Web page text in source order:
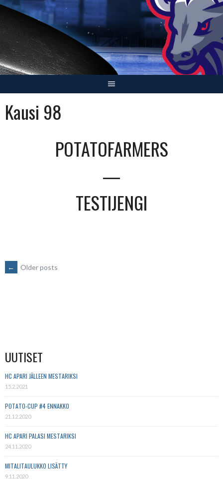
Skip
content
Kausi 98
POTATOFARMERS
—
TESTIJENGI
POSTS
← Older posts
UUTISET
HC APARI JÄLLEEN MESTARIKSI
15.2.2021
POTATO-CUP #4 ENNAKKO
21.12.2020
HC APARI PALASI MESTARIKSI
24.11.2020
MITALITAULUKKO LISÄTTY
9.11.2020